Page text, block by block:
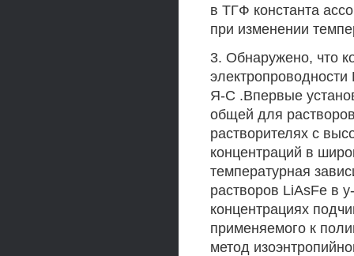
в ТГФ константа
при изменении
3. Обнаружено, что
Я-С .Впервые
общей для
растворителях с
концентраций в
температурная
растворов LiAsFe в
концентрациях
применяемого к
метод